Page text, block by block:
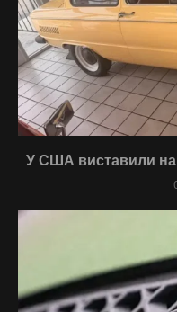
У США виставили на